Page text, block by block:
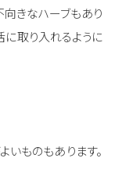
きなハーブもあり
に取り入れるように
ものもあります。